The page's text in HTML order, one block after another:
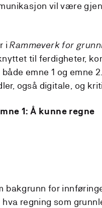
vil være
iRammeverk for
til ferdigheter,
emne 1 og emne
også digitale, og
1: Å kunne regne
bakgrunn for
regning som